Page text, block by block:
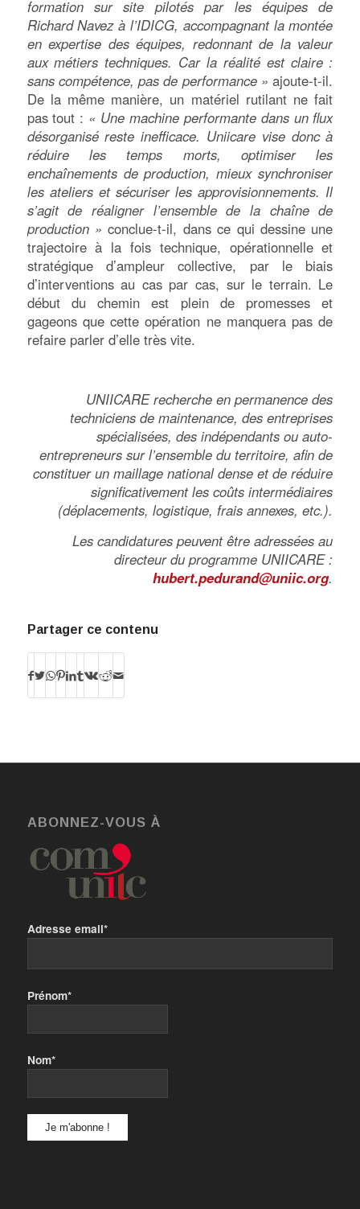
formation sur site pilotés par les équipes de
Richard Navez à l’IDICG, accompagnant la montée
en expertise des équipes, redonnant de la valeur
aux métiers techniques. Car la réalité est claire :
sans compétence, pas de performance » ajoute-t-il.
De la même manière, un matériel rutilant ne fait
pas tout : « Une machine performante dans un flux
désorganisé reste inefficace. Uniicare vise donc à
réduire les temps morts, optimiser les
enchaînements de production, mieux synchroniser
les ateliers et sécuriser les approvisionnements. Il
s’agit de réaligner l’ensemble de la chaîne de
production » conclue-t-il, dans ce qui dessine une
trajectoire à la fois technique, opérationnelle et
stratégique d’ampleur collective, par le biais
d’interventions au cas par cas, sur le terrain. Le
début du chemin est plein de promesses et
gageons que cette opération ne manquera pas de
refaire parler d’elle très vite.
UNIICARE recherche en permanence des
techniciens de maintenance, des entreprises
spécialisées, des indépendants ou auto-
entrepreneurs sur l’ensemble du territoire, afin de
constituer un maillage national dense et de réduire
significativement les coûts intermédiaires
(déplacements, logistique, frais annexes, etc.).
Les candidatures peuvent être adressées au
directeur du programme UNIICARE :
hubert.pedurand@uniic.org.
Partager ce contenu
ABONNEZ-VOUS À
Adresse email*
Prénom*
Nom*